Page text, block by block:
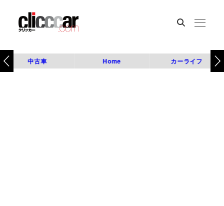
中古車 Home カーライフ